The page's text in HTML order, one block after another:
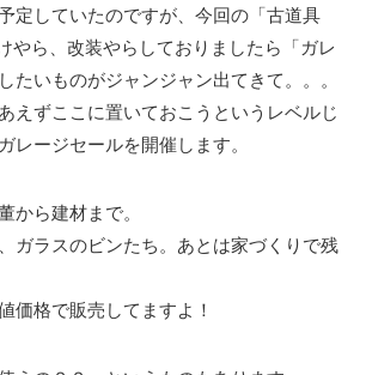
定していたのですが、今回の「古道具
やら、改装やらしておりましたら「ガレ
たいものがジャンジャン出てきて。。。
えずここに置いておこうというレベルじ
レージセールを開催します。
から建材まで。
ガラスのビンたち。あとは家づくりで残
価格で販売してますよ！